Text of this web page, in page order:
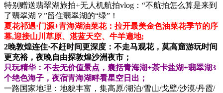
特别赠送翡翠湖旅拍+无人机航拍vlog：“不航拍怎么算是来到
了翡翠湖？”留住翡翠湖的“绿”！
夏花祁遇·门源+青海湖油菜花：拉开最美金色油菜花季节的序
幕,迎接山川草原、湛蓝天空、牛羊遍地;
2晚敦煌连住·不赶时间更深度：不走马观花，莫高窟游玩时间
更充裕，夜晚自由探敦煌沙洲夜市；
只玩精华：不去无价值景点，囊括青海湖+茶卡盐湖+翡翠湖3
个绝色海子，夜宿青海湖畔看星空日出；
一路国家地理：地貌丰富，集高原/湖泊/雪山/戈壁/沙漠/丹霞/